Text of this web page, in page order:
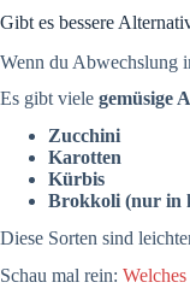
Gibt es bessere
Wenn du Abwechslung
Es gibt viele gemüsige
Zucchini
Karotten
Kürbis
Brokkoli (nur in
Diese Sorten sind
Schau mal rein: